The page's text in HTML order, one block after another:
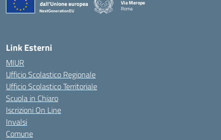
Via Merope
Roma
Link Esterni
MIUR
Ufficio Scolastico Regionale
Ufficio Scolastico Territoriale
Scuola in Chiaro
Iscrizioni On Line
Invalsi
Comune